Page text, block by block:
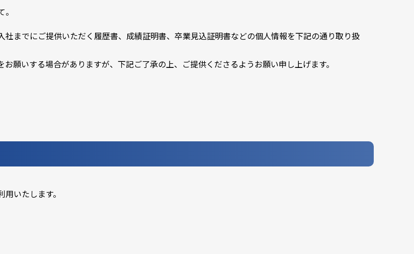
までにご提供いただく履歴書、成績証明書、卒業見込証明書などの個人情報を下記の通り取り扱
願いする場合がありますが、下記ご了承の上、ご提供くださるようお願い申し上げます。
いたします。